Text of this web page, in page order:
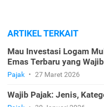
ARTIKEL TERKAIT
Mau Investasi Logam
Emas Terbaru yang
Pajak • 27 Maret 2026
Wajib Pajak: Jenis,